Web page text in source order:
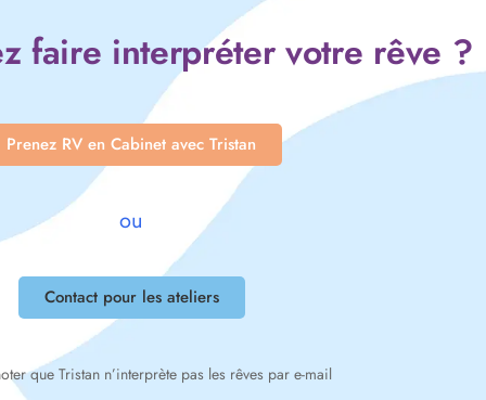
faire interpréter votre rêve ?
Prenez RV en Cabinet avec Tristan
ou
Contact pour les ateliers
que Tristan n’interprète pas les rêves par e-mail